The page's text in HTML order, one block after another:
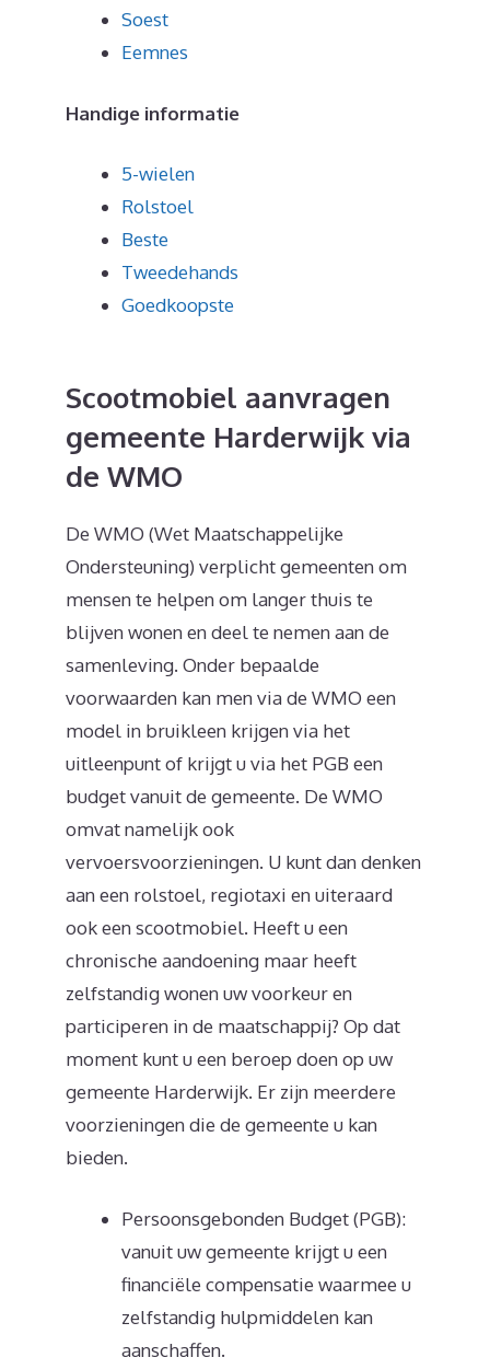
Soest
Eemnes
Handige informatie
5-wielen
Rolstoel
Beste
Tweedehands
Goedkoopste
Scootmobiel aanvragen
gemeente Harderwijk via
de WMO
De WMO (Wet Maatschappelijke
Ondersteuning) verplicht gemeenten om
mensen te helpen om langer thuis te
blijven wonen en deel te nemen aan de
samenleving. Onder bepaalde
voorwaarden kan men via de WMO een
model in bruikleen krijgen via het
uitleenpunt of krijgt u via het PGB een
budget vanuit de gemeente. De WMO
omvat namelijk ook
vervoersvoorzieningen. U kunt dan denken
aan een rolstoel, regiotaxi en uiteraard
ook een scootmobiel. Heeft u een
chronische aandoening maar heeft
zelfstandig wonen uw voorkeur en
participeren in de maatschappij? Op dat
moment kunt u een beroep doen op uw
gemeente Harderwijk. Er zijn meerdere
voorzieningen die de gemeente u kan
bieden.
Persoonsgebonden Budget (PGB):
vanuit uw gemeente krijgt u een
financiële compensatie waarmee u
zelfstandig hulpmiddelen kan
aanschaffen.